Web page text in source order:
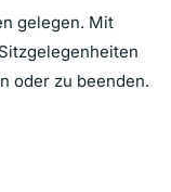
gelegen. Mit
oder zu beenden.